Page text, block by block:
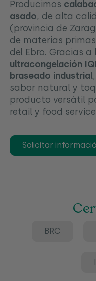
Producimos
asado, de alta
(provincia de
de materias
del Ebro. Gracias a
ultracongelación
braseado industrial
sabor natural y
producto versátil
retail y food service.
Solicitar
BRC